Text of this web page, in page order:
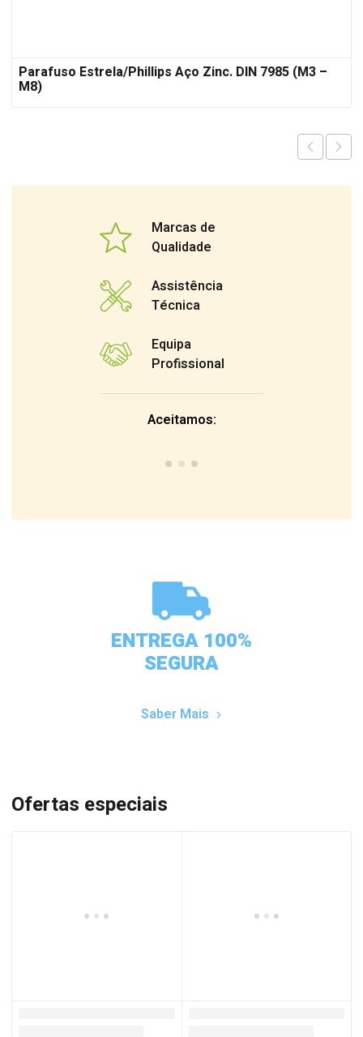
Parafuso Estrela/Phillips Aço Zinc. DIN 7985 (M3 –
M8)
Marcas de
Qualidade
Assistência
Técnica
Equipa
Profissional
Aceitamos:
ENTREGA 100%
SEGURA
Saber Mais
Ofertas especiais